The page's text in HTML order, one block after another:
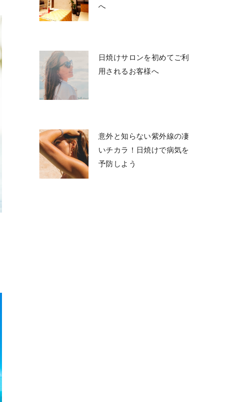
へ
日焼けサロンを初めてご利
用されるお客様へ
意外と知らない紫外線の凄
いチカラ！日焼けで病気を
予防しよう